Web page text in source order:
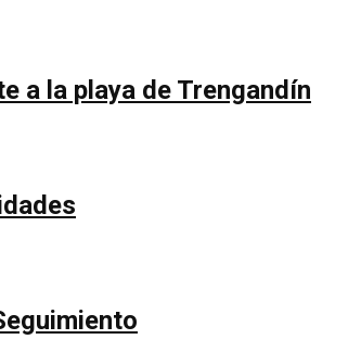
a la playa de Trengandín